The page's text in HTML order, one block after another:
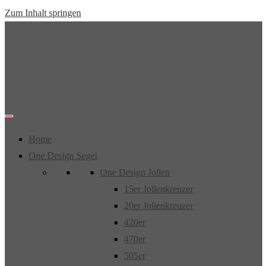
Zum Inhalt springen
Home
One Design Segel
One Design Jollen
15er Jollenkreuzer
20er Jollenkreuzer
420er
470er
505er